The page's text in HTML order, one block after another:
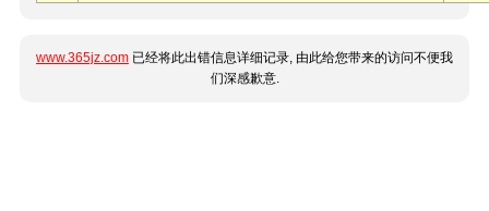
www.365jz.com 已经将此出错信息详细记录, 由此给您带来的访问不便我
们深感歉意.